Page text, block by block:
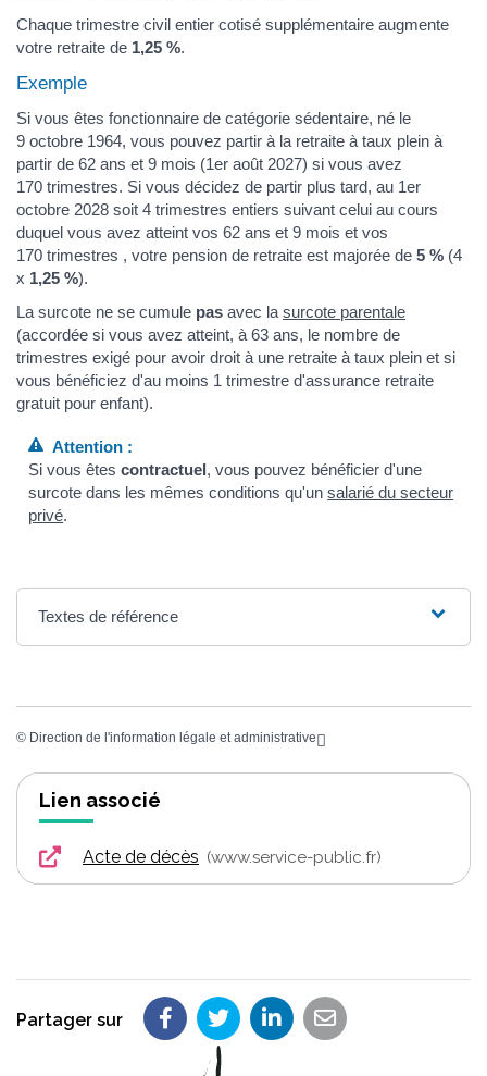
Chaque trimestre civil entier cotisé supplémentaire augmente
votre retraite de 1,25 %.
Exemple
Si vous êtes fonctionnaire de catégorie sédentaire, né le
9 octobre 1964, vous pouvez partir à la retraite à taux plein à
partir de 62 ans et 9 mois (1er août 2027) si vous avez
170 trimestres. Si vous décidez de partir plus tard, au 1er
octobre 2028 soit 4 trimestres entiers suivant celui au cours
duquel vous avez atteint vos 62 ans et 9 mois et vos
170 trimestres , votre pension de retraite est majorée de 5 % (4
x 1,25 %).
La surcote ne se cumule pas avec lasurcote parentale
(accordée si vous avez atteint, à 63 ans, le nombre de
trimestres exigé pour avoir droit à une retraite à taux plein et si
vous bénéficiez d'au moins 1 trimestre d'assurance retraite
gratuit pour enfant).
Attention :
Si vous êtescontractuel, vous pouvez bénéficier d'une
surcote dans les mêmes conditions qu'unsalarié du secteur
privé.
Textes de référence
© Direction de l'information légale et administrative
Lien associé
Acte de décès www.service-public.fr
Partager sur Partager sur Facebook
Partager sur Twitter
Partager sur LinkedIn
Partager par